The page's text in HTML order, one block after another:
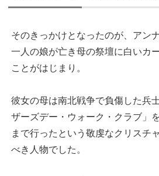
そのきっかけとなったのが、アン
一人の娘が亡き母の祭壇に白いカ
ことがはじまり。
彼女の母は南北戦争で負傷した兵
ザーズデー・ウォーク・クラブ」
まで行ったという敬虔なクリスチ
べき人物でした。